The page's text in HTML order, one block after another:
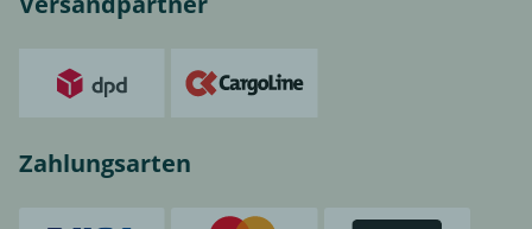
Zahlungsarten